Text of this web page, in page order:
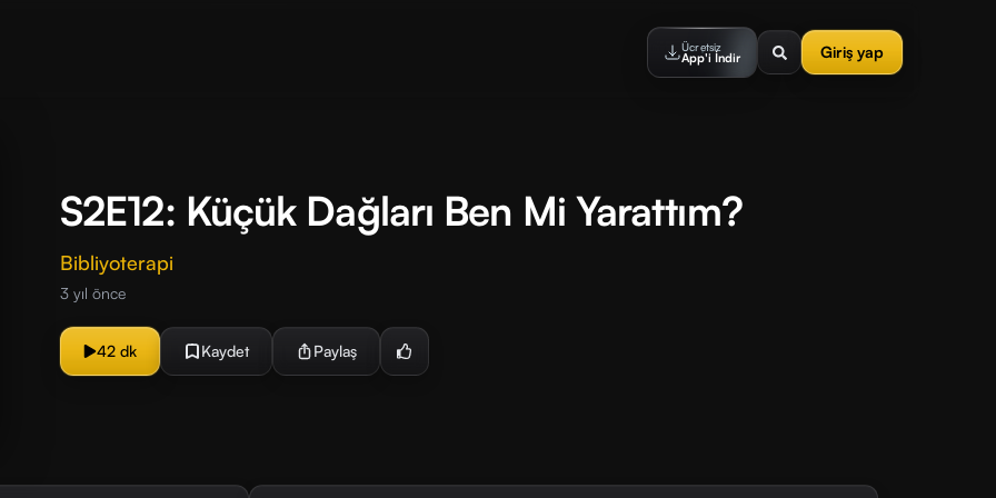
Ücretsiz
App'i İndir Giriş yap
S2E12: Küçük Dağları Ben Mi Yarattım?
Bibliyoterapi
3 yıl önce
42 dk Kaydet Paylaş